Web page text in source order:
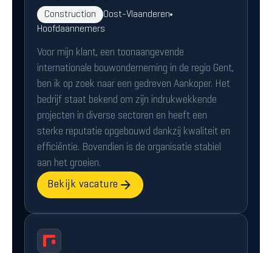
Construction
Oost-Vlaanderen
Hoofdaannemers
Voor mijn klant, een toonaangevende
internationale bouwonderneming in de regio Gent,
ben ik op zoek naar een gedreven Aankoper. Het
bedrijf staat bekend om zijn indrukwekkende
projecten in diverse sectoren en heeft een
sterke reputatie opgebouwd dankzij kwaliteit en
efficiëntie. Bovendien is de organisatie stabiel
aan het groeien.
Bekijk vacature